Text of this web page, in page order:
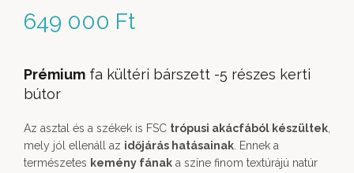
649 000 Ft
Prémium fa kültéri bárszett -5 részes kerti
bútor
Az asztal és a székek is FSC trópusi akácfából készültek
mely jól ellenáll az időjárás hatásainak . Ennek a
természetes kemény fának a színe finom textúrájú natúr